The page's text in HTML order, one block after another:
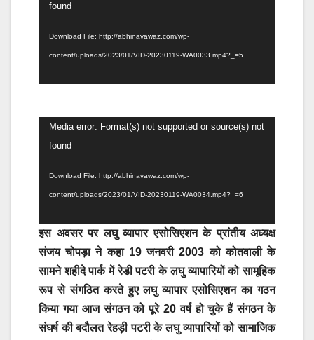
Player
found
Download File: http://abhinavawaz.com/wp-
content/uploads/2023/01/VID-20230119-WA0033.mp4?_=5
Video
Player
Media error: Format(s) not supported or source(s) not
found
Download File: http://abhinavawaz.com/wp-
content/uploads/2023/01/VID-20230119-WA0034.mp4?_=6
इस अवसर पर लघु व्यापार एसोसिएशन के प्रांतीय अध्यक्ष
संजय चोपड़ा ने कहा 19 जनवरी 2003 को कोतवाली के
सामने शहीदे पार्क में रेडी पटरी के लघु व्यापारियों को सामूहिक
रूप से संगठित करते हुए लघु व्यापार एसोसिएशन का गठन
किया गया आज संगठन को पूरे 20 वर्ष हो चुके हैं संगठन के
संघर्ष की बदौलत रेहड़ी पटरी के लघु व्यापारियों को सामाजिक